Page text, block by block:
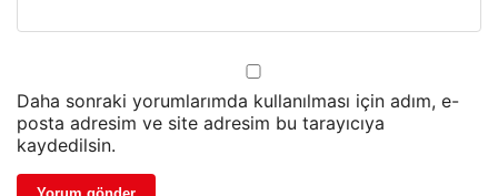
Daha sonraki yorumlarımda kullanılması için adım, e-
posta adresim ve site adresim bu tarayıcıya
kaydedilsin.